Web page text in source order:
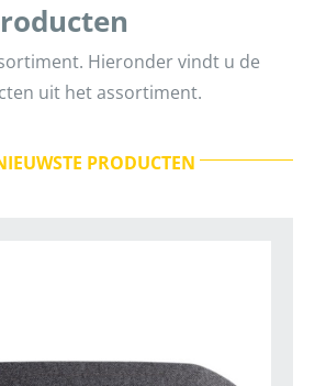
Hieronder vindt u de
uit het assortiment.
PRODUCTEN